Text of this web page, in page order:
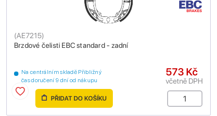
Brzdové čelisti EBC standard - zadní
(AE7215)
Na centrálním skladě Přibližný
čas doručení 9 dní od nákupu
573 Kč
včetně DPH
PŘIDAT DO KOŠÍKU